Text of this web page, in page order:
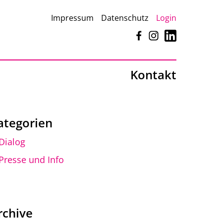
Kontakt
Impressum Datenschutz Login
und Info